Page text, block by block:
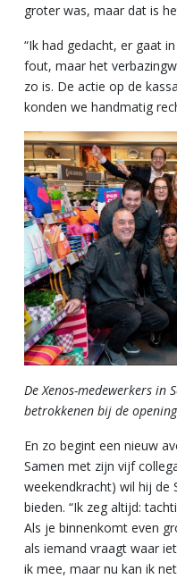
groter was, maar dat is
“Ik had gedacht, er gaat
fout, maar het
zo is. De actie op de
konden we handmatig
De Xenos-medewerkers in
betrokkenen bij de
En zo begint een nieuw
Samen met zijn vijf
weekendkracht) wil hij de
bieden. “Ik zeg altijd:
Als je binnenkomt even
als iemand vraagt waar
ik mee, maar nu kan ik